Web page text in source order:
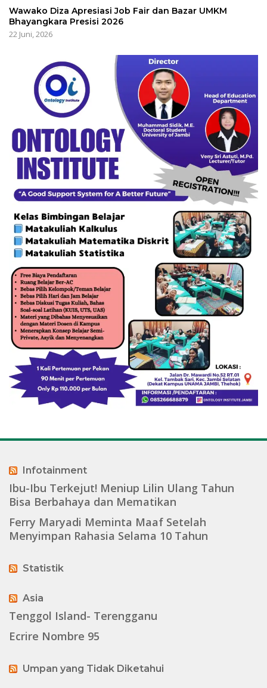
Wawako Diza Apresiasi Job Fair dan Bazar UMKM
Bhayangkara Presisi 2026
22 Juni, 2026
Infotainment
Ibu-Ibu Terkejut! Meniup Lilin Ulang Tahun
Bisa Berbahaya dan Mematikan
Ferry Maryadi Meminta Maaf Setelah
Menyimpan Rahasia Selama 10 Tahun
Statistik
Asia
Tenggol Island- Terengganu
Ecrire Nombre 95
Umpan yang Tidak Diketahui